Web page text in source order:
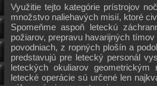
Využitie tejto kategórie prístrojov
množstvo naliehavých misií, ktoré
Spomeňme aspoň leteckú
požiarov, prepravu havarijných
povodniach, z ropných plošín a
predstavujú pre letecký personál
leteckých okuliarov
letecké operácie sú určené len